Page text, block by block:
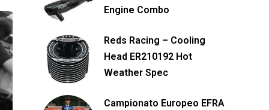
Engine Combo
Reds Racing – Cooling
Head ER210192 Hot
Weather Spec
Campionato Europeo EFRA